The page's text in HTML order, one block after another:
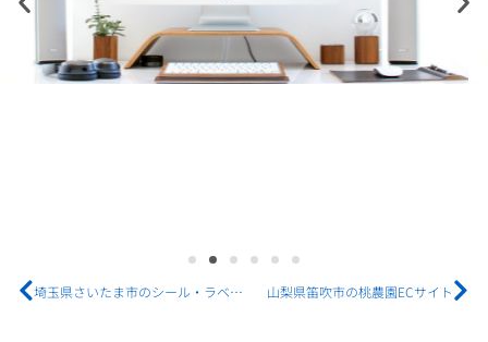
埼玉県さいたま市のシール・ラベルメーカー 山梨県笛吹市の桃農園ECサイト